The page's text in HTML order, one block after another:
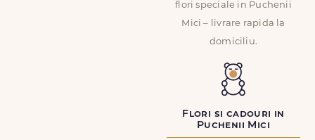
flori speciale in Puchenii
Mici – livrare rapida la
domiciliu.
Flori si cadouri in
Puchenii Mici